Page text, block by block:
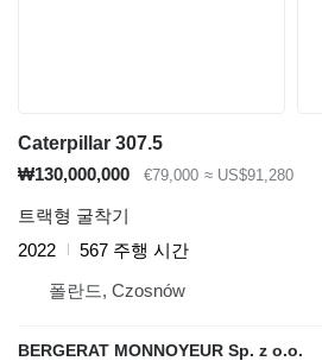
Caterpillar 307.5
₩130,000,000
€79,000 ≈ US$91,280
트랙형 굴착기
2022
567 주행 시간
폴란드, Czosnów
BERGERAT MONNOYEUR Sp. z o.o.